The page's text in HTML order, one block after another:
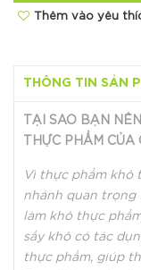
Thêm vào yêu
THÔNG TIN SẢN
TẠI SAO BẠN
THỰC PHẨM CỦA
Vì thực phẩm khô
nhánh quan trọng
làm khô thực
sấy khô có tác
thực phẩm, giúp